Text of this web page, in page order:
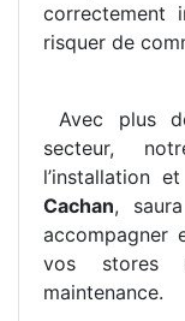
correctement
risquer de
Avec plus
secteur,
l’installation
Cachan,
accompagner
vos stores
maintenance.